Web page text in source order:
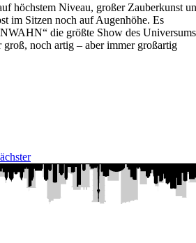
höchstem Niveau, großer
im Sitzen noch auf Augenhöhe. Es
die größte Show des
noch artig – aber immer großartig